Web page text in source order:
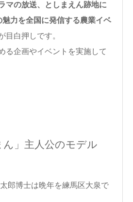
マの放送、としまえん跡地に
力を全国に発信する農業イベ
目白押しです。
る企画やイベントを実施して
ん」主人公のモデル
郎博士は晩年を練馬区大泉で